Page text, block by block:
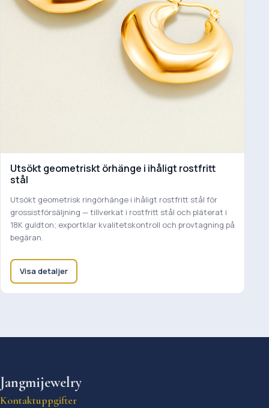
Utsökt geometriskt örhänge i ihåligt rostfritt
stål
Utsökt geometrisk ringörhänge i ihåligt rostfritt stål för
grossistförsäljning — tillverkat i rostfritt stål och pläterat i
18K guldton; exportklar kvalitetskontroll och provtagning på
begäran.
Visa detaljer
Jangmijewelry
Kontaktuppgifter